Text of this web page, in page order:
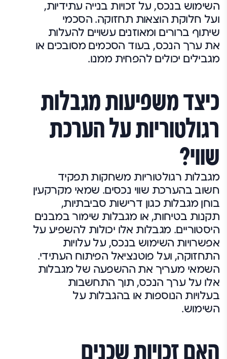
השימוש בנכס, על זכויות בנייה עתידיות,
ועל חלוקת הוצאות תחזוקה. הסכמי
שיתוף ברורים ומאוזנים עשויים להעלות
את ערך הנכס, בעוד הסכמים מסובכים או
מגבילים יכולים להפחית ממנו.
כיצד משפיעות מגבלות
רגולטוריות על הערכת
שווי?
מגבלות רגולטוריות משחקות תפקיד
חשוב בהערכת שווי נכסים. שמאי מקרקעין
בוחן מגבלות כגון דרישות סביבתיות,
תקנות בטיחות, או מגבלות שימור במבנים
היסטוריים. מגבלות אלו יכולות להשפיע על
אפשרויות השימוש בנכס, על עלויות
התחזוקה, ועל פוטנציאל הפיתוח העתידי.
השמאי מעריך את ההשפעה של מגבלות
אלו על ערך הנכס, תוך התחשבות
בעלויות הנוספות או בהגבלות על
השימוש.
האם זכויות שכנים